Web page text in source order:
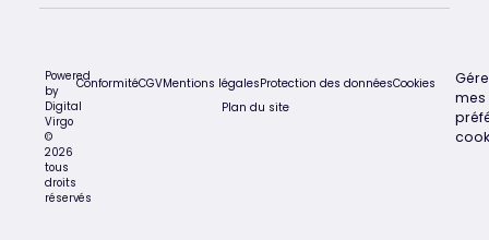
Powered
by
Digital
Virgo
©
2026
tous
droits
réservés
ConformitéCGVMentions légalesProtection des donnéesCookies
Plan du site
mes